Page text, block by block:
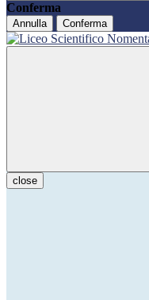
Conferma
Annulla Conferma
close